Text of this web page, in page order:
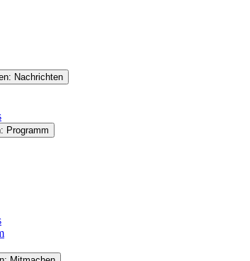
Nachrichten
Programm